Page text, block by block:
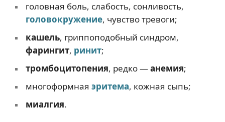
головная боль, слабость, сонливость,
головокружение, чувство тревоги;
кашель, гриппоподобный синдром,
фарингит, ринит;
тромбоцитопения, редко —анемия;
многоформная эритема, кожная сыпь;
миалгия.